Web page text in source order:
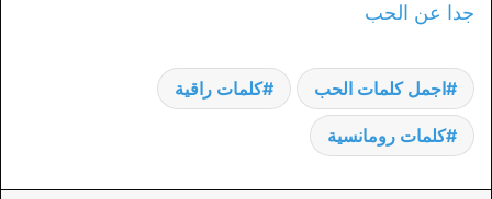
جدا عن الحب
اجمل كلمات الحب كلمات راقية
كلمات رومانسية